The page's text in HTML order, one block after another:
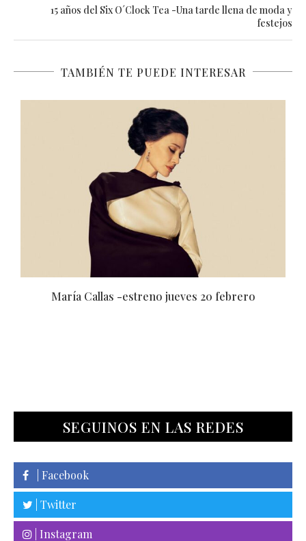
15 años del Six O´Clock Tea -Una tarde llena de moda y
festejos
TAMBIÉN TE PUEDE INTERESAR
Código: Traje Rojo -estreno jueves 07 noviembre
SEGUINOS EN LAS REDES
| Facebook
| Twitter
| Instagram